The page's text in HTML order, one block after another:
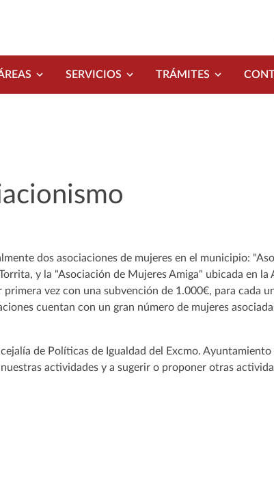
SERVICIOS TRÁMITES
dos asociaciones de mujeres en el municipio:
y la "Asociación de Mujeres Amiga" ubicada en
vez con una subvención de 1.000€, para cada
cuentan con un gran número de mujeres
de Políticas de Igualdad del Excmo.
actividades y a sugerir o proponer otras